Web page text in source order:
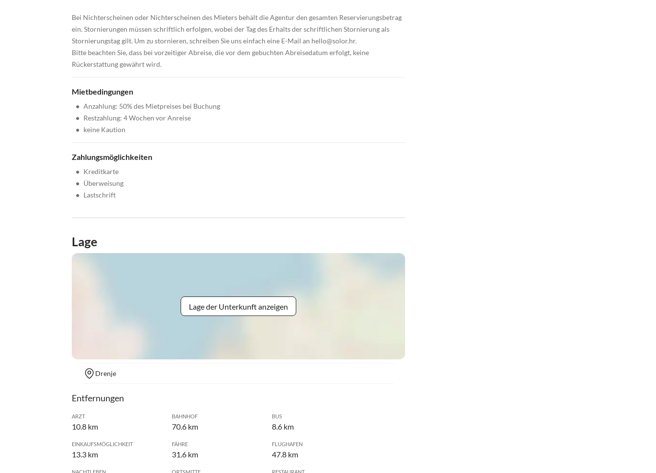
Bei Nichterscheinen oder Nichterscheinen des Mieters behält die Agentur den gesamten Reservierungsbetrag
ein. Stornierungen müssen schriftlich erfolgen, wobei der Tag des Erhalts der schriftlichen Stornierung als
Stornierungstag gilt. Um zu stornieren, schreiben Sie uns einfach eine E-Mail an hello@solor.hr.
Bitte beachten Sie, dass bei vorzeitiger Abreise, die vor dem gebuchten Abreisedatum erfolgt, keine
Rückerstattung gewährt wird.
Mietbedingungen
• Anzahlung: 50% des Mietpreises bei Buchung
• Restzahlung: 4 Wochen vor Anreise
• keine Kaution
Zahlungsmöglichkeiten
• Kreditkarte
• Überweisung
• Lastschrift
Lage
Lage der Unterkunft anzeigen
Drenje
Entfernungen
ARZT
10.8 km
BAHNHOF
70.6 km
BUS
8.6 km
EINKAUFSMÖGLICHKEIT
13.3 km
FÄHRE
31.6 km
FLUGHAFEN
47.8 km